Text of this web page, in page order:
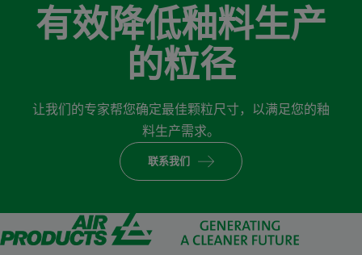
有效降低釉料生产
的粒径
让我们的专家帮您确定最佳颗粒尺寸，以满足您的釉
料生产需求。
联系我们